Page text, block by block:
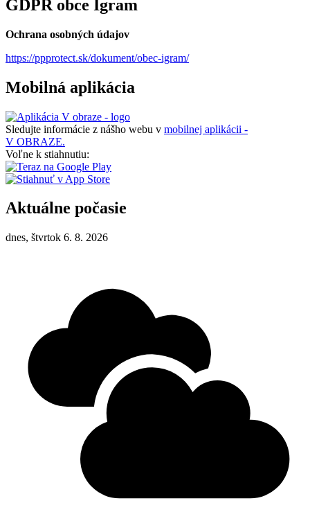
GDPR obce Igram
Ochrana osobných údajov
https://ppprotect.sk/dokument/obec-igram/
Mobilná aplikácia
Sledujte informácie z nášho webu v mobilnej aplikácii -
V OBRAZE.
Voľne k stiahnutiu:
Aktuálne počasie
dnes, štvrtok 6. 8. 2026